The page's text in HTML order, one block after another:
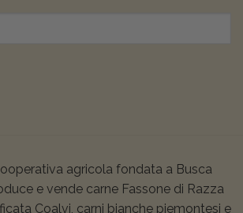
agricola fondata a Busca
e vende carne Fassone di Razza
Coalvi, carni bianche piemontesi e